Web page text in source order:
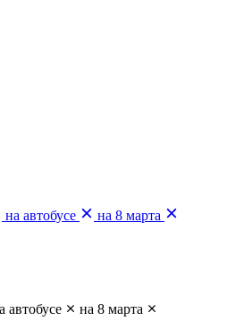
на автобусе
на 8 марта
автобусе
на 8 марта